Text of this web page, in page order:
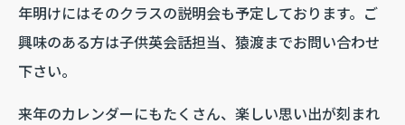
年明けにはそのクラスの説明会も予定しております。ご
興味のある方は子供英会話担当、猿渡までお問い合わせ
下さい。
来年のカレンダーにもたくさん、楽しい思い出が刻まれ